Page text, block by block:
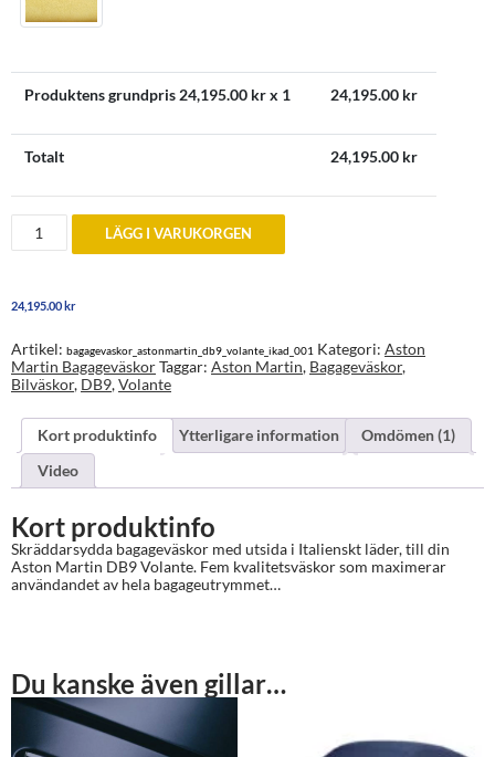
Produktens grundpris 24,195.00 kr x 1 24,195.00 kr
Totalt 24,195.00 kr
Bagageväskor
Aston
Volante
LÄGG I VARUKORGEN
24,195.00kr
Artikel: bagagevaskor_astonmartin_db9_volante_ikad_001 Kategori: Aston
Martin BagageväskorTaggar: Aston Martin, Bagageväskor,
Bilväskor, DB9,Volante
Kort produktinfo Ytterligare information
Omdömen (1)
Video
Kort produktinfo
Skräddarsydda bagageväskor med utsida i Italienskt läder, till din
Aston Martin DB9 Volante. Fem kvalitetsväskor som maximerar
användandet av hela bagageutrymmet…
Du kanske även gillar…